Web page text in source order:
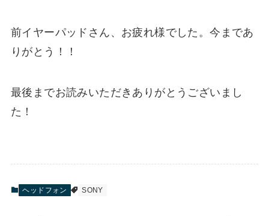
前イヤーパッドさん、お疲れ様でした。今まであ
りがとう！！
最後までお読みいただきありがとうございまし
た！
ヘッドフォン SONY